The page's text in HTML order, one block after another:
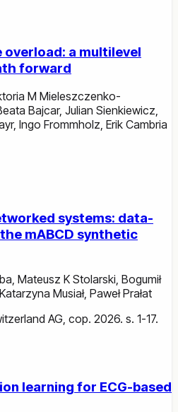
a multilevel
forward
M Mieleszczenko-
Bajcar, Julian Sienkiewicz,
, Ingo Frommholz, Erik Cambria
systems: data-
mABCD synthetic
Mateusz K Stolarski Bogumił
Katarzyna Musiał, Paweł Prałat
AG, cop. 2026. s. 1-17.
learning for ECG-based